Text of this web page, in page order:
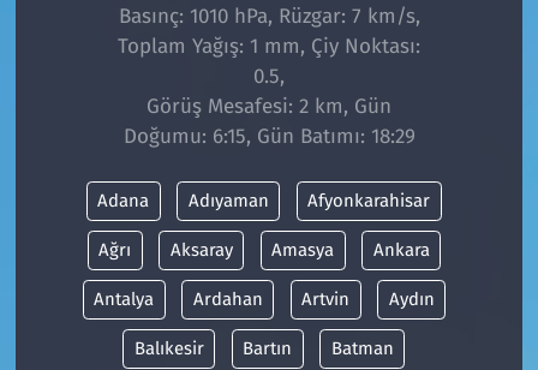
Basınç: 1010 hPa, Rüzgar: 7 km/s,
Toplam Yağış: 1 mm, Çiy Noktası:
0.5,
Görüş Mesafesi: 2 km, Gün
Doğumu: 6:15, Gün Batımı: 18:29
Adana Adıyaman Afyonkarahisar
Ağrı Aksaray Amasya Ankara
Antalya Ardahan Artvin Aydın
Balıkesir Bartın Batman